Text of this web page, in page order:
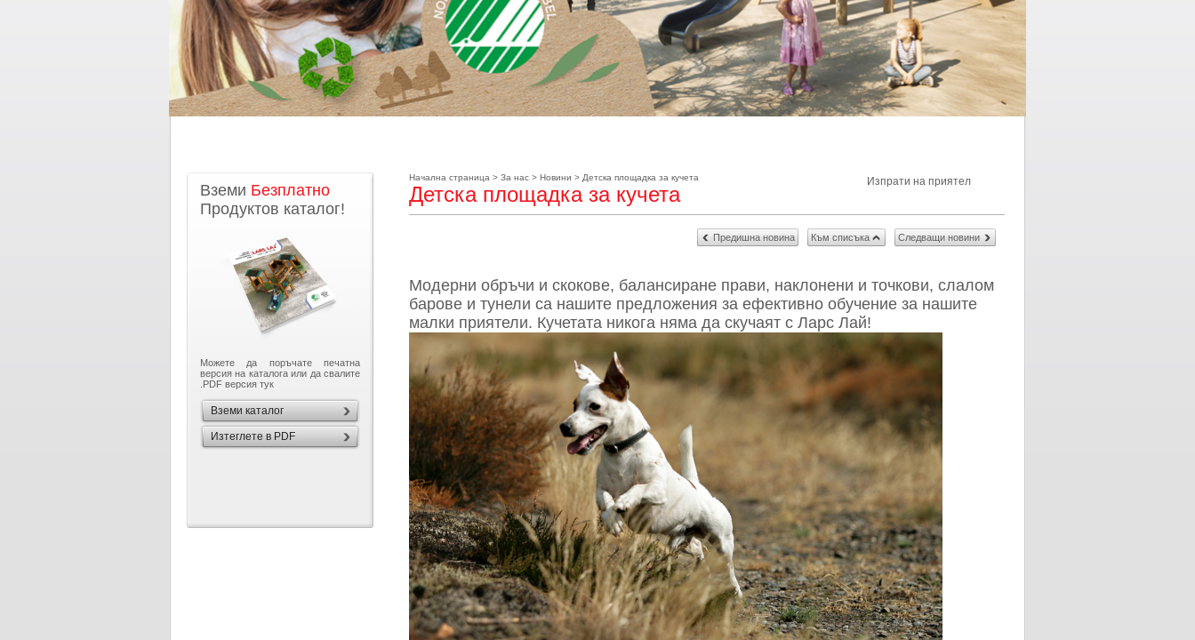
Вземи Безплатно
Продуктов каталог!
Можете да поръчате печатна
версия на каталога или да свалите
.PDF версия тук
Вземи каталог
Изтеглете в PDF
Начална страница > За нас > Новини > Детска площадка за кучета
Детска площадка за кучета
Изпрати на приятел
Предишна новина Към списъка Следващи новини
Модерни обръчи и скокове, балансиране прави, наклонени и точкови, слалом
барове и тунели са нашите предложения за ефективно обучение за нашите
малки приятели. Кучетата никога няма да скучаят с Ларс Лай!